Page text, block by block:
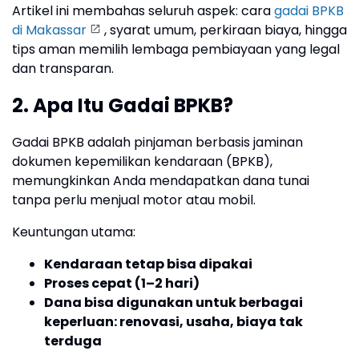
Artikel ini membahas seluruh aspek: caragadai BPKB
di Makassar
, syarat umum, perkiraan biaya, hingga
tips aman memilih lembaga pembiayaan yang legal
dan transparan.
2. Apa Itu Gadai BPKB?
Gadai BPKB adalah pinjaman berbasis jaminan
dokumen kepemilikan kendaraan (BPKB),
memungkinkan Anda mendapatkan dana tunai
tanpa perlu menjual motor atau mobil.
Keuntungan utama:
Kendaraan tetap bisa dipakai
Proses cepat (1–2 hari)
Dana bisa digunakan untuk berbagai
keperluan: renovasi, usaha, biaya tak
terduga